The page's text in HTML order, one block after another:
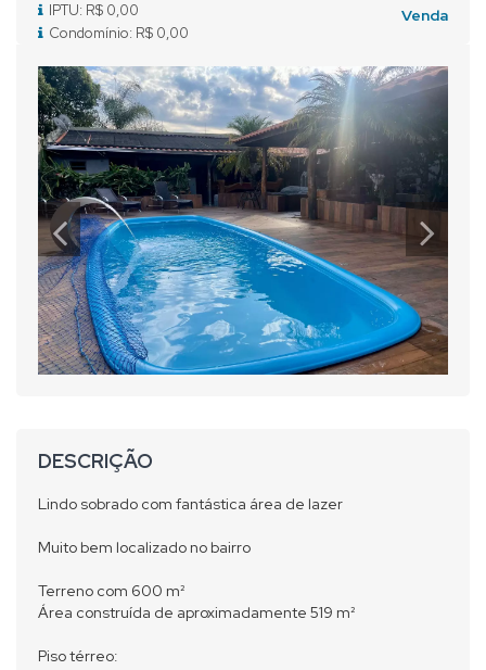
IPTU: R$ 0,00
Condomínio: R$ 0,00
Venda
Previous
DESCRIÇÃO
Lindo sobrado com fantástica área de lazer
Muito bem localizado no bairro
Terreno com 600 m²
Área construída de aproximadamente 519 m²
Piso térreo: